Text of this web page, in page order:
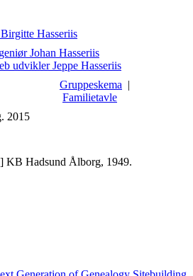
Hasseriis
Johan Hasseriis
udvikler Jeppe Hasseriis
Gruppeskema |
Familietavle
2015
] KB Hadsund Ålborg, 1949.